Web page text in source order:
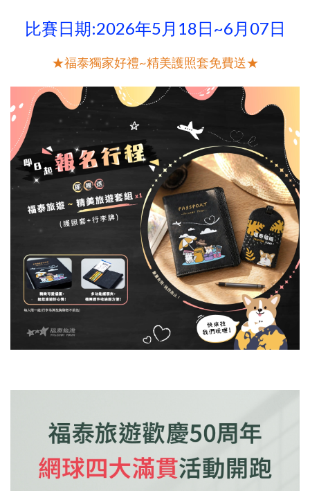
比賽日期:2026年5月18日~6月07日
★福泰獨家好禮~精美護照套免費送★